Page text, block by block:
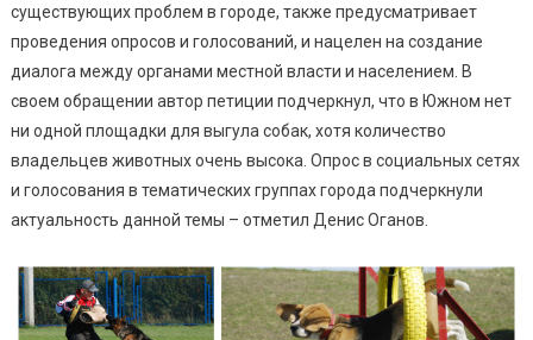
существующих проблем в городе, также предусматривает
проведения опросов и голосований, и нацелен на создание
диалога между органами местной власти и населением. В
своем обращении автор петиции подчеркнул, что в Южном нет
ни одной площадки для выгула собак, хотя количество
владельцев животных очень высока. Опрос в социальных сетях
и голосования в тематических группах города подчеркнули
актуальность данной темы – отметил Денис Оганов.